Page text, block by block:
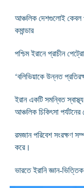
আঞ্চলিক দেশগুলোই কেবল
কমান্ডার
পশ্চিম ইরানে প্রাচীন
‘বলিভিয়াকে উন্নত
ইরান একটি সমন্বিত
আঞ্চলিক চিকিৎসা পর্যটনের
রমজান পরিবেশ সংরক্ষণ
করে।
ভারতে ইরানি জ্ঞান-